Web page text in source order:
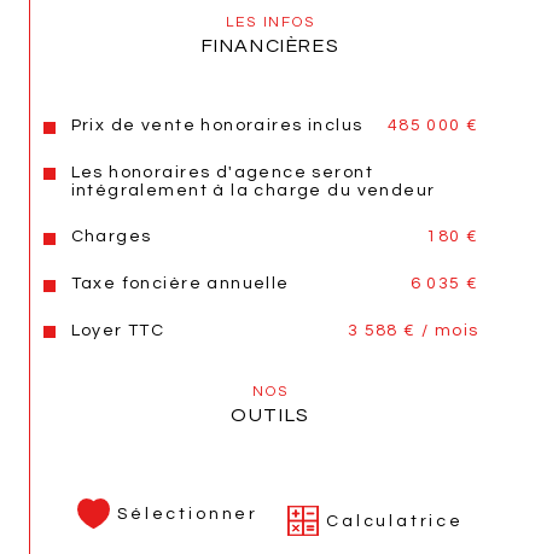
LES INFOS
FINANCIÈRES
Prix de vente honoraires inclus 485 000 €
Les honoraires d'agence seront
intégralement à la charge du vendeur
Charges 180 €
Taxe foncière annuelle 6 035 €
Loyer TTC 3 588 € / mois
NOS
OUTILS
Sélectionner Calculatrice